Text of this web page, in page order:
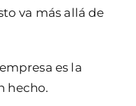
va más allá de
es la
hecho.